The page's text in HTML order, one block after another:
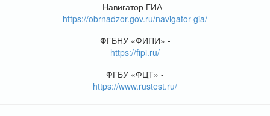
Навигатор ГИА -
https://obrnadzor.gov.ru/navigator-gia/
ФГБНУ «ФИПИ» -
https://fipi.ru/
ФГБУ «ФЦТ» -
https://www.rustest.ru/